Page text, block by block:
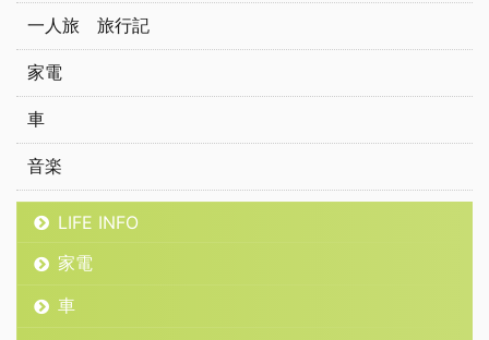
一人旅 旅行記
家電
車
音楽
LIFE INFO
家電
車